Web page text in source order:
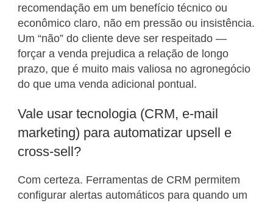
recomendação em um benefício técnico ou
econômico claro, não em pressão ou insistência.
Um “não” do cliente deve ser respeitado —
forçar a venda prejudica a relação de longo
prazo, que é muito mais valiosa no agronegócio
do que uma venda adicional pontual.
Vale usar tecnologia (CRM, e-mail
marketing) para automatizar upsell e
cross-sell?
Com certeza. Ferramentas de CRM permitem
configurar alertas automáticos para quando um